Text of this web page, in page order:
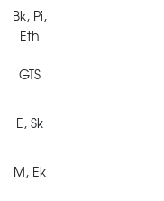
Bk, Pi,
Eth
GTS
E, Sk
M, Ek